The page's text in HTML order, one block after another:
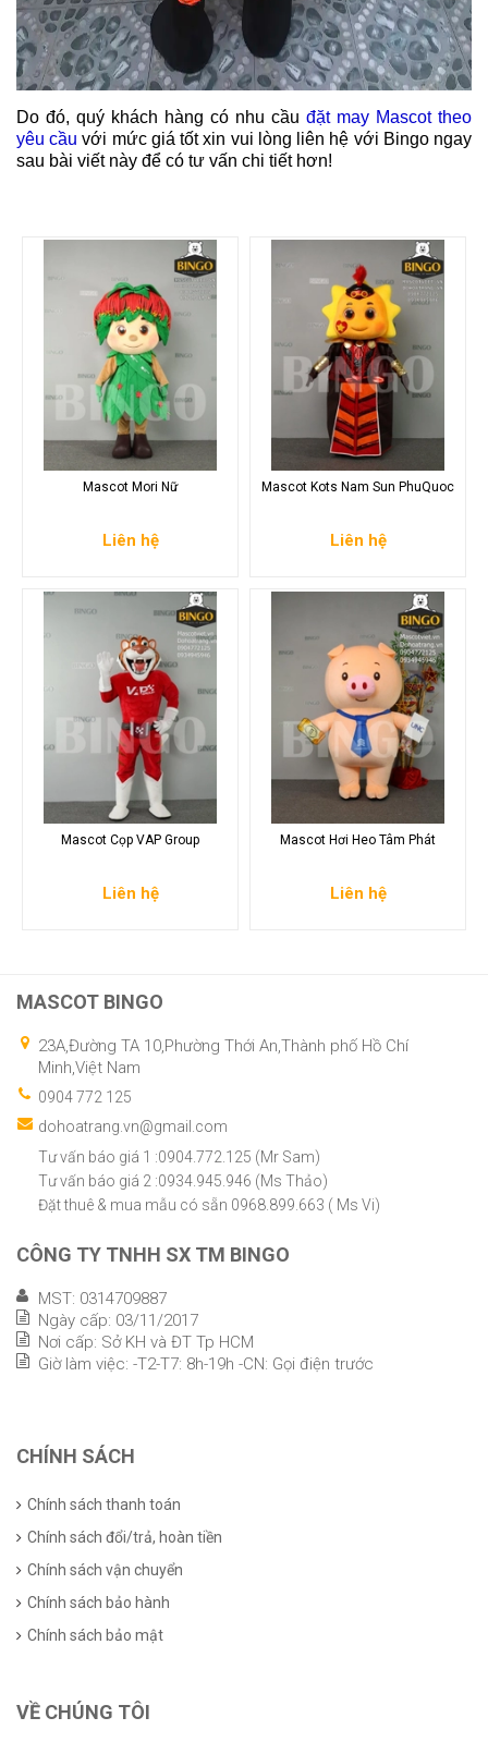
Do đó, quý khách hàng có nhu cầu đặt may Mascot theo
yêu cầu với mức giá tốt xin vui lòng liên hệ với Bingo ngay
sau bài viết này để có tư vấn chi tiết hơn!
Mascot Mori Nữ
Liên hệ
Mascot Kots Nam Sun PhuQuoc
Liên hệ
Mascot Cọp VAP Group
Liên hệ
Mascot Hơi Heo Tâm Phát
Liên hệ
MASCOT BINGO
23A,Đường TA 10,Phường Thới An,Thành phố Hồ Chí
Minh,Việt Nam
0904 772 125
dohoatrang.vn@gmail.com
Tư vấn báo giá 1 :0904.772.125 (Mr Sam)
Tư vấn báo giá 2 :0934.945.946 (Ms Thảo)
Đặt thuê & mua mẫu có sẵn 0968.899.663 ( Ms Vi)
CÔNG TY TNHH SX TM BINGO
MST: 0314709887
Ngày cấp: 03/11/2017
Nơi cấp: Sở KH và ĐT Tp HCM
Giờ làm việc: -T2-T7: 8h-19h -CN: Gọi điện trước
CHÍNH SÁCH
Chính sách thanh toán
Chính sách đổi/trả, hoàn tiền
Chính sách vận chuyển
Chính sách bảo hành
Chính sách bảo mật
VỀ CHÚNG TÔI